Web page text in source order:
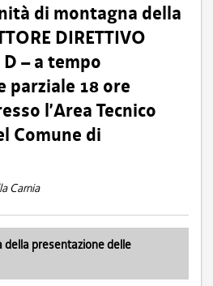
di montagna della
DIRETTIVO
D – a tempo
parziale 18 ore
l’Area Tecnico
Comune di
Carnia
della presentazione delle